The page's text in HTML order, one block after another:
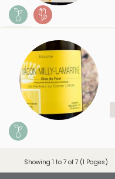
Showing 1 to 7 of 7 (1 Pages)